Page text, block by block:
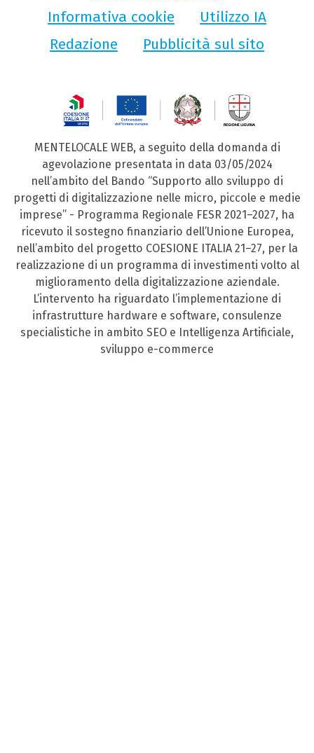
Informativa cookie
Utilizzo IA
Redazione
Pubblicità sul sito
MENTELOCALE WEB, a seguito della domanda di
agevolazione presentata in data 03/05/2024
nell’ambito del Bando “Supporto allo sviluppo di
progetti di digitalizzazione nelle micro, piccole e medie
imprese” - Programma Regionale FESR 2021–2027, ha
ricevuto il sostegno finanziario dell’Unione Europea,
nell’ambito del progetto COESIONE ITALIA 21–27, per la
realizzazione di un programma di investimenti volto al
miglioramento della digitalizzazione aziendale.
L’intervento ha riguardato l’implementazione di
infrastrutture hardware e software, consulenze
specialistiche in ambito SEO e Intelligenza Artificiale,
sviluppo e-commerce